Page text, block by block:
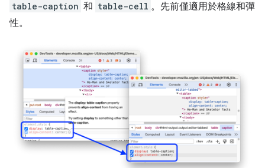
table-caption 和 table-cell 。先前僅適用於格線和彈
性。